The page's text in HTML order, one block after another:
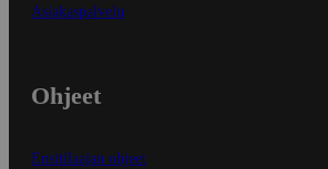
Asiakaspalvelu
Ohjeet
Ensitilaajan ohjeet